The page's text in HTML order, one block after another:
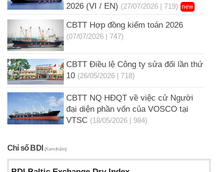
2026 (VI / EN) (27/07/2026 | 719) new
CBTT Hợp đồng kiểm toán 2026
(07/07/2026 | 747)
CBTT Điều lệ Công ty sửa đổi lần thứ
10 (26/05/2026 | 718)
CBTT NQ HĐQT về việc cử Người
đại diện phần vốn của VOSCO tại
VTSC (18/05/2026 | 984)
Chỉ số BDI(Xem thêm)